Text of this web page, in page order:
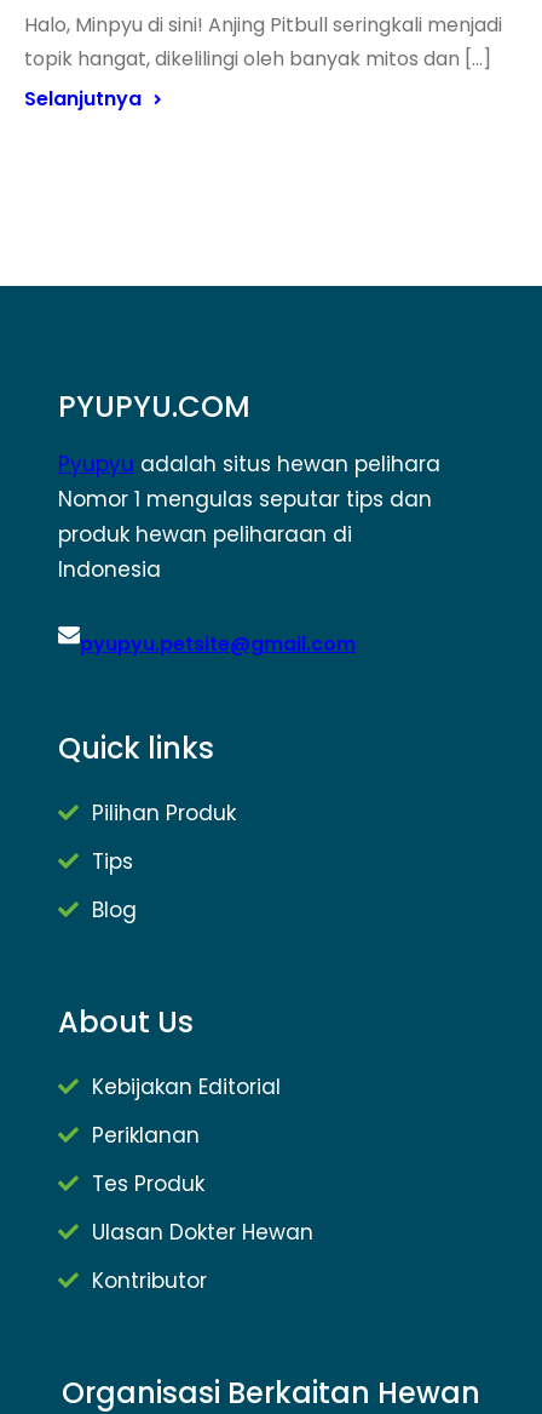
Halo, Minpyu di sini! Anjing Pitbull seringkali menjadi
topik hangat, dikelilingi oleh banyak mitos dan […]
Selanjutnya
PYUPYU.COM
Pyupyu adalah situs hewan pelihara
Nomor 1 mengulas seputar tips dan
produk hewan peliharaan di
Indonesia
pyupyu.petsite@gmail.com
Quick links
Pilihan Produk
Tips
Blog
About Us
Kebijakan Editorial
Periklanan
Tes Produk
Ulasan Dokter Hewan
Kontributor
Organisasi Berkaitan Hewan